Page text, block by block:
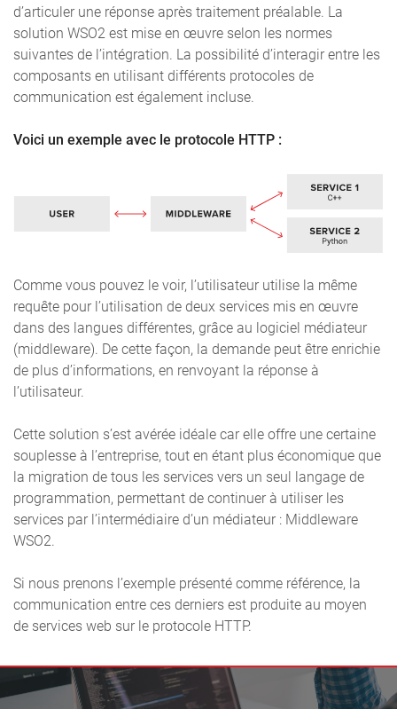
d’articuler une réponse après traitement préalable. La
solution WSO2 est mise en œuvre selon les normes
suivantes de l’intégration. La possibilité d’interagir entre les
composants en utilisant différents protocoles de
communication est également incluse.
Voici un exemple avec le protocole HTTP :
Comme vous pouvez le voir, l’utilisateur utilise la même
requête pour l’utilisation de deux services mis en œuvre
dans des langues différentes, grâce au logiciel médiateur
(middleware). De cette façon, la demande peut être enrichie
de plus d’informations, en renvoyant la réponse à
l’utilisateur.
Cette solution s’est avérée idéale car elle offre une certaine
souplesse à l’entreprise, tout en étant plus économique que
la migration de tous les services vers un seul langage de
programmation, permettant de continuer à utiliser les
services par l’intermédiaire d’un médiateur : Middleware
WSO2.
Si nous prenons l’exemple présenté comme référence, la
communication entre ces derniers est produite au moyen
de services web sur le protocole HTTP.